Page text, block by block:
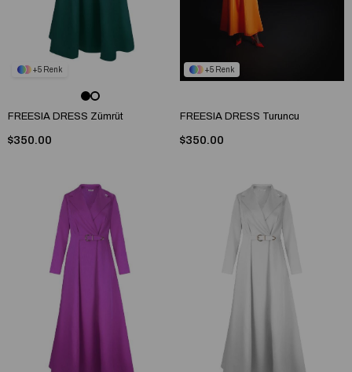
5
FREESIA DRESS Zümrüt
$350.00
5
FREESIA DRESS Turuncu
$350.00